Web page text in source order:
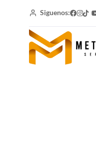
Siguenos: